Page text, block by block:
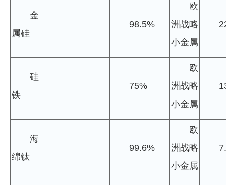
金
属硅
98.5%
欧
洲战略
小金属
硅
铁
75%
欧
洲战略
小金属
海
绵钛
99.6%
欧
洲战略
小金属